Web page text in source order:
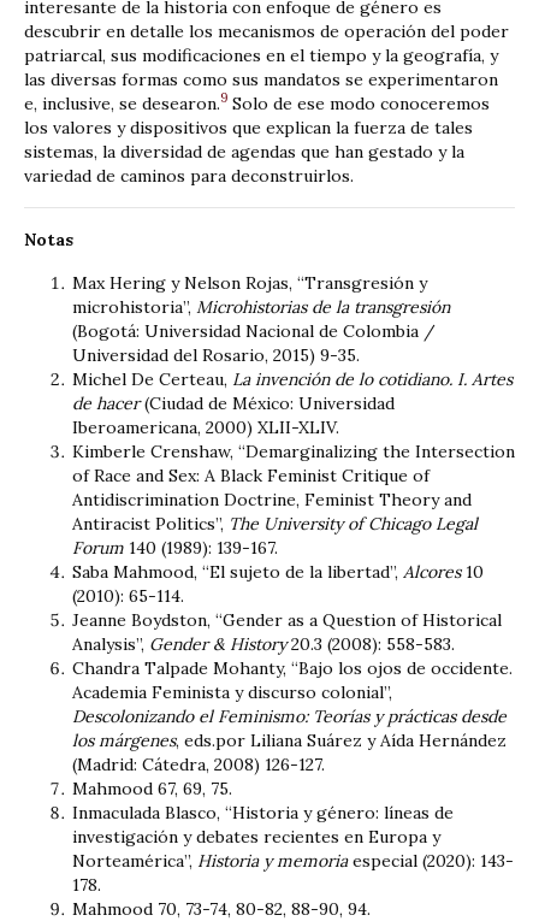
interesante de la historia con enfoque de género es
descubrir en detalle los mecanismos de operación del poder
patriarcal, sus modificaciones en el tiempo y la geografía, y
las diversas formas como sus mandatos se experimentaron
e, inclusive, se desearon.9 Solo de ese modo conoceremos
los valores y dispositivos que explican la fuerza de tales
sistemas, la diversidad de agendas que han gestado y la
variedad de caminos para deconstruirlos.
Notas
Max Hering y Nelson Rojas, “Transgresión y
microhistoria”, Microhistorias de la transgresión
(Bogotá: Universidad Nacional de Colombia /
Universidad del Rosario, 2015) 9-35.
Michel De Certeau, La invención de lo cotidiano. I. Artes
de hacer(Ciudad de México: Universidad
Iberoamericana, 2000) XLII-XLIV.
Kimberle Crenshaw, “Demarginalizing the Intersection
of Race and Sex: A Black Feminist Critique of
Antidiscrimination Doctrine, Feminist Theory and
Antiracist Politics”, The University of Chicago Legal
Forum 140 (1989): 139-167.
Saba Mahmood, “El sujeto de la libertad”, Alcores10
(2010): 65-114.
Jeanne Boydston, “Gender as a Question of Historical
Analysis”, Gender & History20.3 (2008): 558-583.
Chandra Talpade Mohanty, “Bajo los ojos de occidente.
Academia Feminista y discurso colonial”,
Descolonizando el Feminismo: Teorías y prácticas desde
los márgenes, eds.por Liliana Suárez y Aída Hernández
(Madrid: Cátedra, 2008) 126-127.
Mahmood 67, 69, 75.
Inmaculada Blasco, “Historia y género: líneas de
investigación y debates recientes en Europa y
Norteamérica”, Historia y memoriaespecial (2020): 143-
178.
Mahmood 70, 73-74, 80-82, 88-90, 94.